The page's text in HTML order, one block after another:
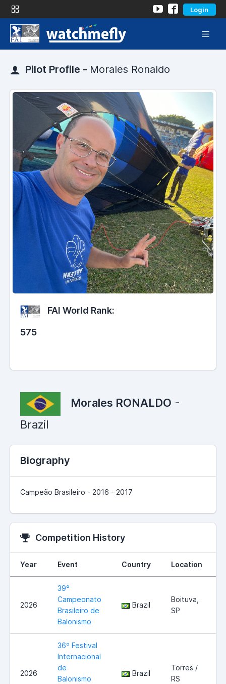
Login
Pilot Profile - Morales Ronaldo
FAI World Rank:
575
Morales RONALDO -
Brazil
Biography
Campeão Brasileiro - 2016 - 2017
Competition History
Year Event Country Location
2026
39°
Campeonato
Brasileiro de
Balonismo
Brazil
Boituva,
SP
2026
36º Festival
Internacional
de
Balonismo
Brazil
Torres /
RS